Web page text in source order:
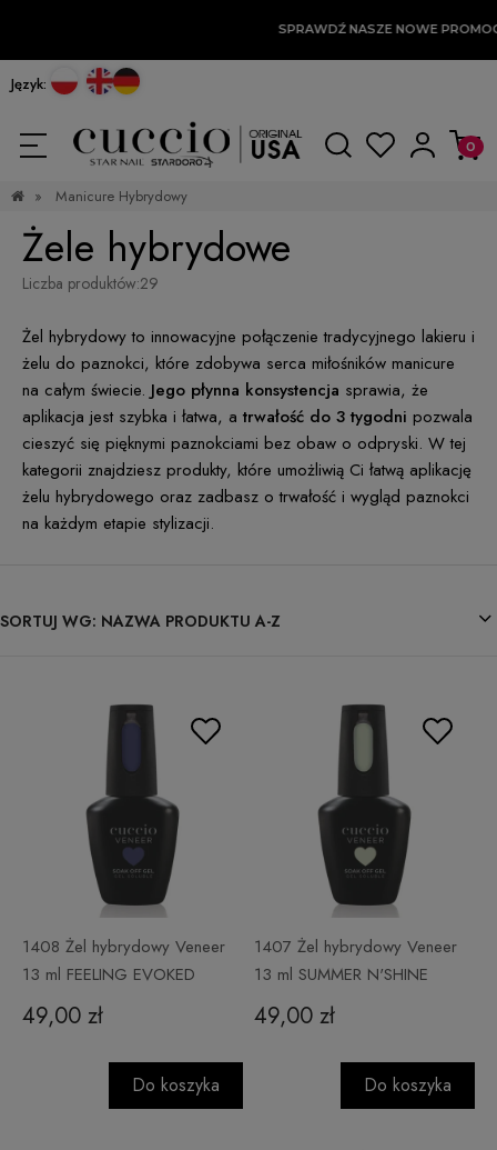
SPRAWDŹ NASZE NOWE PROMOCJE
Język:
» Manicure Hybrydowy
Żele hybrydowe
Liczba produktów:29
Żel hybrydowy to innowacyjne połączenie tradycyjnego lakieru i
żelu do paznokci, które zdobywa serca miłośników manicure
na całym świecie. Jego płynna konsystencja sprawia, że
aplikacja jest szybka i łatwa, a trwałość do 3 tygodni pozwala
cieszyć się pięknymi paznokciami bez obaw o odpryski. W tej
kategorii znajdziesz produkty, które umożliwią Ci łatwą aplikację
żelu hybrydowego oraz zadbasz o trwałość i wygląd paznokci
na każdym etapie stylizacji.
SORTUJ WG: NAZWA PRODUKTU A-Z
1408 Żel hybrydowy Veneer
13 ml FEELING EVOKED
49,00 zł
Do koszyka
1407 Żel hybrydowy Veneer
13 ml SUMMER N'SHINE
49,00 zł
Do koszyka